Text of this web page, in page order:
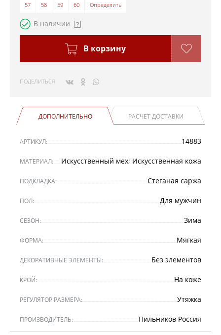
57
58 59 60 Определить
В наличии
В корзину
ПОДЕЛИТЬСЯ
ДОПОЛНИТЕЛЬНО РАСЧЕТ ДОСТАВКИ
АРТИКУЛ: 14883
МАТЕРИАЛ: Искусственный мех; Искусственная кожа
ПОДКЛАДКА: Стеганая саржа
ПОЛ: Для мужчин
СЕЗОН: Зима
ФОРМА: Мягкая
ДЕКОРАТИВНЫЕ ЭЛЕМЕНТЫ: Без элементов
КРОЙ: На коже
РЕГУЛЯТОР РАЗМЕРА: Утяжка
ПРОИЗВОДИТЕЛЬ: Пильников Россия